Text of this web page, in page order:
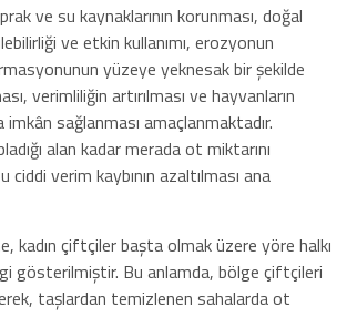
ve su kaynaklarının korunması, doğal
ve etkin kullanımı, erozyonun
yüzeye yeknesak bir şekilde
verimliliğin artırılması ve hayvanların
sağlanması amaçlanmaktadır.
alan kadar merada ot miktarını
verim kaybının azaltılması ana
kadın çiftçiler başta olmak üzere yöre halkı
gösterilmiştir. Bu anlamda, bölge çiftçileri
taşlardan temizlenen sahalarda ot